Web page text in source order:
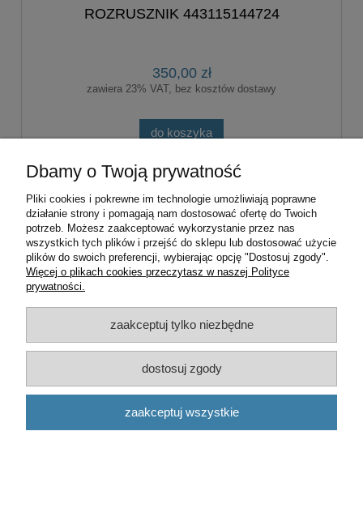
ROZRUSZNIK 443115144724
350,00 zł
zawiera 23% VAT, bez kosztów dostawy
do koszyka
ROZRUSZNIK CS1036
Dbamy o Twoją prywatność
Pliki cookies i pokrewne im technologie umożliwiają poprawne
działanie strony i pomagają nam dostosować ofertę do Twoich
potrzeb. Możesz zaakceptować wykorzystanie przez nas
wszystkich tych plików i przejść do sklepu lub dostosować użycie
plików do swoich preferencji, wybierając opcję "Dostosuj zgody".
Więcej o plikach cookies przeczytasz w naszej Polityce
prywatności.
zaakceptuj tylko niezbędne
dostosuj zgody
zaakceptuj wszystkie